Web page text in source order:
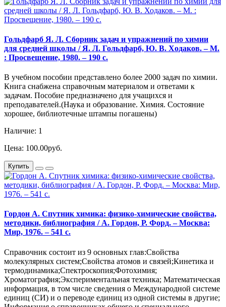
Гольдфарб Я. Л. Сборник задач и упражнений по химии
для средней школы / Я. Л. Гольдфарб, Ю. В. Ходаков. – М.
: Просвещение, 1980. – 190 с.
В учебном пособии представлено более 2000 задач по химии.
Книга снабжена справочным материалом и ответами к
задачам. Пособие предназначено для учащихся и
преподавателей.(Наука и образование. Химия. Состояние
хорошее, библиотечные штампы погашены)
Наличие: 1
Цена: 100.00руб.
Купить
Гордон А. Спутник химика: физико-химические свойства,
методики, библиография / А. Гордон, Р. Форд. – Москва:
Мир, 1976. – 541 с.
Справочник состоит из 9 основных глав:Свойства
молекулярных систем;Свойства атомов и связей;Кинетика и
термодинамика;Спектроскопия;Фотохимия;
Хроматография;Экспериментальная техника; Математическая
информация, в том числе сведения о Международной системе
единиц (СИ) и о переводе единиц из одной системы в другие;